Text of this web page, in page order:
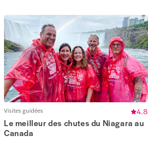
Visites guidées 4.8
Le meilleur des chutes du Niagara au
Canada